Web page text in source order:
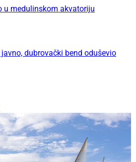
u medulinskom akvatoriju
dubrovački bend oduševio